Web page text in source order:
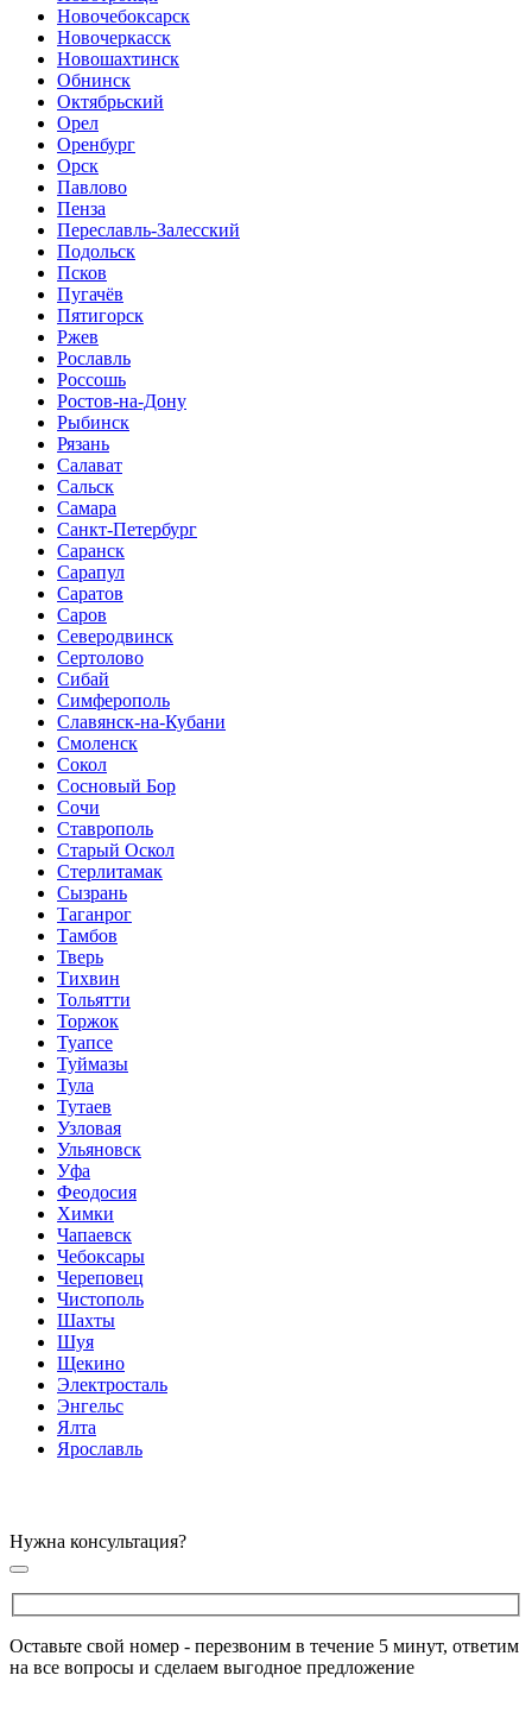
Новочебоксарск
Новочеркасск
Новошахтинск
Обнинск
Октябрьский
Орел
Оренбург
Орск
Павлово
Пенза
Переславль-Залесский
Подольск
Псков
Пугачёв
Пятигорск
Ржев
Рославль
Россошь
Ростов-на-Дону
Рыбинск
Рязань
Салават
Сальск
Самара
Санкт-Петербург
Саранск
Сарапул
Саратов
Саров
Северодвинск
Сертолово
Сибай
Симферополь
Славянск-на-Кубани
Смоленск
Сокол
Сосновый Бор
Сочи
Ставрополь
Старый Оскол
Стерлитамак
Сызрань
Таганрог
Тамбов
Тверь
Тихвин
Тольятти
Торжок
Туапсе
Туймазы
Тула
Тутаев
Узловая
Ульяновск
Уфа
Феодосия
Химки
Чапаевск
Чебоксары
Череповец
Чистополь
Шахты
Шуя
Щекино
Электросталь
Энгельс
Ялта
Ярославль
Нужна консультация?
Оставьте свой номер - перезвоним в течение 5 минут, ответим
на все вопросы и сделаем выгодное предложение